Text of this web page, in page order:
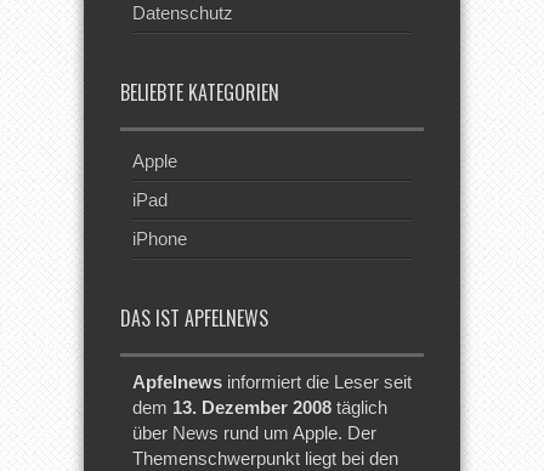
Datenschutz
BELIEBTE KATEGORIEN
Apple
iPad
iPhone
DAS IST APFELNEWS
Apfelnews informiert die Leser seit
dem 13. Dezember 2008 täglich
über News rund um Apple. Der
Themenschwerpunkt liegt bei den